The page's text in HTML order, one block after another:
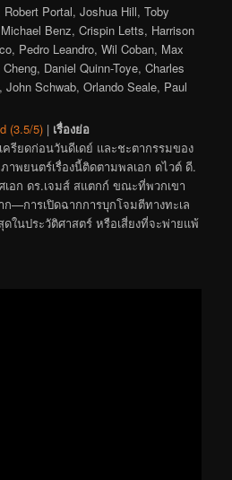
Robert Portal, Joshua Hill, Toby
Benz, Crispin Letts, Harrison
Pedro Leandro, Wil Coban, Max
Daniel Quinn-Toye, Charles
Schwab, Orlando Seale, Paul
(3.5/5) | เรื่องย่อ
ครียดก่อนวันดีเดย์ และชะตากรรมของ
าพยนตร์เรื่องนี้ติดตามพลเอก ดไวต์ ดี.
เอก ดร.เจมส์ สแตกก์ ขณะที่พวกเขา
—การเปิดฉากการบุกโจมตีทางทะเล
ในประวัติศาสตร์ หรือเสี่ยงที่จะพ่ายแพ้